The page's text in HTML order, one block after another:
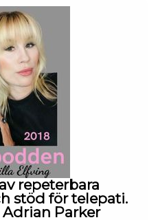
Alfa apropå andlighet
mediumskap.
repeterbara
stöd för telepati.
Adrian Parker